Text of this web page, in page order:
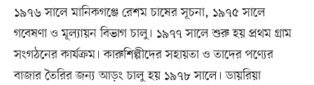
১৯৭৬ সালে মানিকগঞ্জে রেশম চাষের সূচনা, ১৯৭৫ সালে
গবেষণা ও মূল্যায়ন বিভাগ চালু। ১৯৭৭ সালে শুরু হয় প্রথম গ্রাম
সংগঠনের কার্যক্রম। কারুশিল্পীদের সহায়তা ও তাদের পণ্যের
বাজার তৈরির জন্য আড়ং চালু হয় ১৯৭৮ সালে। ডায়রিয়া